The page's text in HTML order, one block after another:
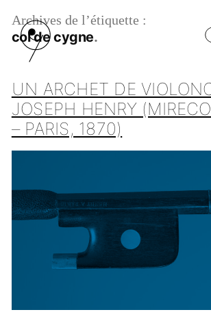
Archives de l’étiquette :
col de cygne
UN ARCHET DE
JOSEPH HENRY
– PARIS, 1870)